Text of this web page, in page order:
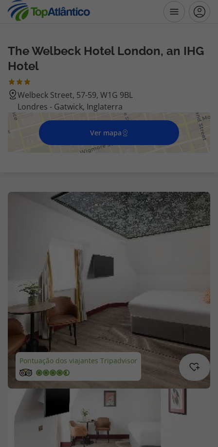
Destinos
Voos
Hotéis
Voos + Hotel
Escapadinhas
Promoções
Especialistas
Cheque Viagem
Rede de Lojas
Blog TopViagens
Área de Cliente
The Welbeck Hotel London, an IHG
Hotel
Welbeck Street, 57-59, W1G 9BL
Londres - Gatwick, Inglaterra
Ver mapa
Pontuação dos viajantes Tripadvisor